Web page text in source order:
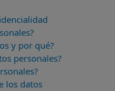
y por qué?
personales?
los datos